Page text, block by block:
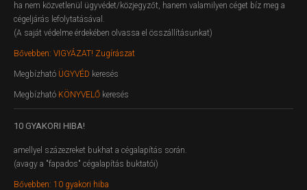
ha nem közvetlenül ügyvédet/közjegyzőt, hanem valamilyen céget bíz meg a
cégeljárás lefolytatásával.
(A saját védelme érdekében olvassa el összállításunkat)
Bővebben: VIGYÁZAT! Zugírászat
Megbízható ÜGYVÉD keresés
Megbízható KÖNYVELŐ keresés
10 GYAKORI HIBA!
amellyel százezreket bukhat a cégalapítás során.
(avagy a "fapados" cégalapítás buktatói)
Bővebben: 10 gyakori hiba